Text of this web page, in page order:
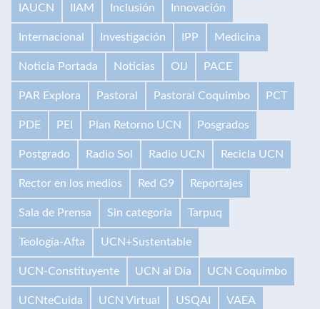
IAUCN IIAM Inclusión Innovación
Internacional Investigación IPP Medicina
Noticia Portada Noticias OIJ PACE
PAR Explora Pastoral Pastoral Coquimbo PCT
PDE PEI Plan Retorno UCN Posgrados
Postgrado Radio Sol Radio UCN Recicla UCN
Rector en los medios Red G9 Reportajes
Sala de Prensa Sin categoría Tarpuq
Teología-Afta UCN+Sustentable
UCN-Constituyente UCN al Día UCN Coquimbo
UCNteCuida UCN Virtual USQAI VAEA